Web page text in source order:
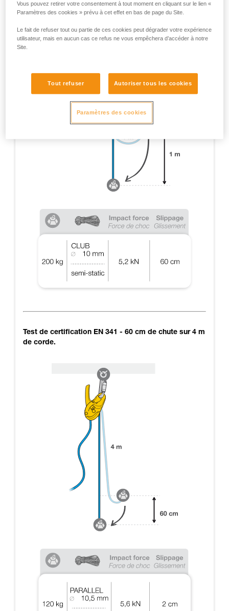
dynamique 11 mm.
Test de certification EN 341 - 60 cm de chute sur 4 m
de corde.
Vous pouvez retirer votre consentement à tout moment en cliquant sur le lien «
Paramètres des cookies » prévu à cet effet en bas de page du Site.
Le fait de refuser tout ou partie de ces cookies peut dégrader votre expérience
utilisateur, mais en aucun cas ce refus ne vous empêchera d’accéder à notre
Site.
Tout refuser Autoriser tous les cookies
Paramètres des cookies